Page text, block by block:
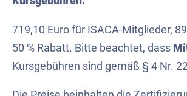
719,10 Euro für ISACA-Mitglieder,
50 % Rabatt. Bitte beachtet, dass
Kursgebühren sind gemäß § 4 Nr.